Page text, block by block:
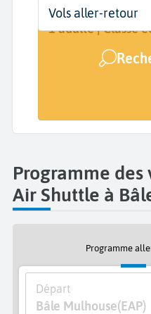
Départ
EuroAirport Basel
Dates
Dates de votre
Voyageurs | Classe
1 adulte | Classe
Vols aller-retour
Programme
Air Shuttle à
Programme
Départ
Bâle Mulhouse(EAP)